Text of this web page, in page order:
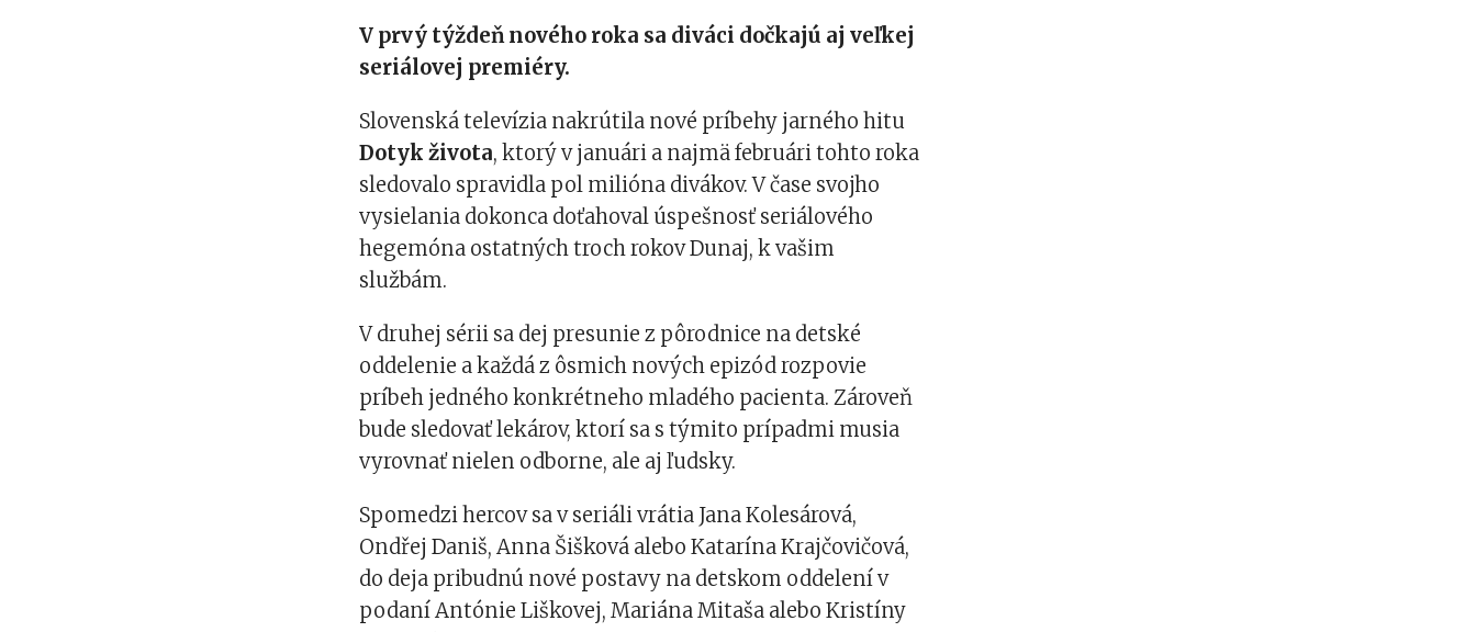
V prvý týždeň nového roka sa diváci dočkajú aj veľkej
seriálovej premiéry.
Slovenská televízia nakrútila nové príbehy jarného hitu
Dotyk života, ktorý v januári a najmä februári tohto roka
sledovalo spravidla pol milióna divákov. V čase svojho
vysielania dokonca doťahoval úspešnosť seriálového
hegemóna ostatných troch rokov Dunaj, k vašim
službám.
V druhej sérii sa dej presunie z pôrodnice na detské
oddelenie a každá z ôsmich nových epizód rozpovie
príbeh jedného konkrétneho mladého pacienta. Zároveň
bude sledovať lekárov, ktorí sa s týmito prípadmi musia
vyrovnať nielen odborne, ale aj ľudsky.
Spomedzi hercov sa v seriáli vrátia Jana Kolesárová,
Ondřej Daniš, Anna Šišková alebo Katarína Krajčovičová,
do deja pribudnú nové postavy na detskom oddelení v
podaní Antónie Liškovej, Mariána Mitaša alebo Kristíny